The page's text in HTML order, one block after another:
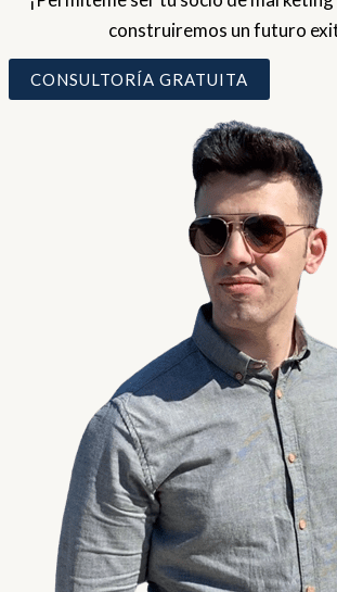
construiremos un futuro
CONSULTORÍA GRATUITA